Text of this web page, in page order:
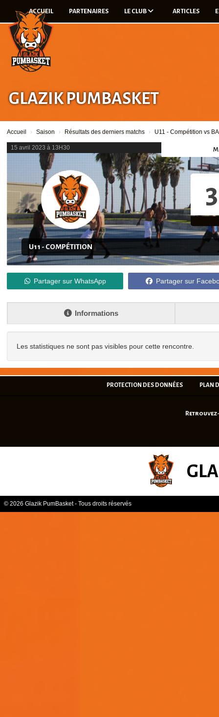
ACCUEIL PARTENAIRES LE CLUB ARTICLES
GLAZIK PUMBASKET
Accueil Saison Résultats des derniers matchs U11 - Compétition vs
15 avril 2023 à 13H30
U11 - COMPÉTITION
Partager sur WhatsApp Partager sur
Informations
Les statistiques ne sont pas visibles pour cette rencontre.
PROTECTION DES DONNÉES PLAN
© 2026 Glazik PumBasket - Tous droits réservés